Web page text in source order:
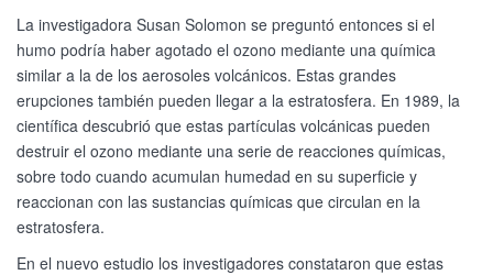
La investigadora Susan Solomon se preguntó entonces si el
humo podría haber agotado el ozono mediante una química
similar a la de los aerosoles volcánicos. Estas grandes
erupciones también pueden llegar a la estratosfera. En 1989, la
científica descubrió que estas partículas volcánicas pueden
destruir el ozono mediante una serie de reacciones químicas,
sobre todo cuando acumulan humedad en su superficie y
reaccionan con las sustancias químicas que circulan en la
estratosfera.
En el nuevo estudio los investigadores constataron que estas